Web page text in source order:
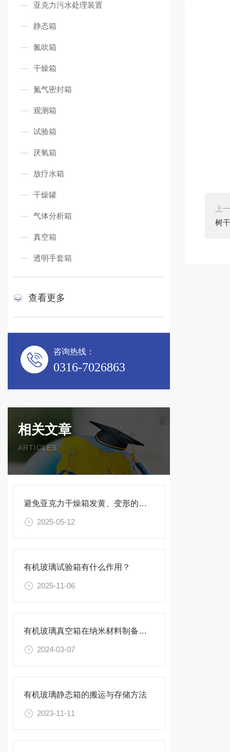
亚克力污水处理装置
静态箱
氮吹箱
干燥箱
氮气密封箱
观测箱
试验箱
厌氧箱
放疗水箱
干燥罐
气体分析箱
真空箱
透明手套箱
查看更多
咨询热线：
0316-7026863
相关文章
ARTICLES
避免亚克力干燥箱发黄、变形的保养方法
2025-05-12
有机玻璃试验箱有什么作用？
2025-11-06
有机玻璃真空箱在纳米材料制备中的应用
2024-03-07
有机玻璃静态箱的搬运与存储方法
2023-11-11
上
树